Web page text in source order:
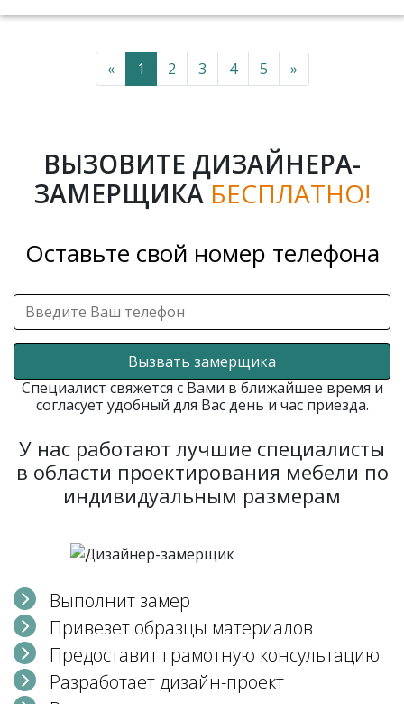
« 1 2 3 4 5 »
ВЫЗОВИТЕ ДИЗАЙНЕРА-
ЗАМЕРЩИКА БЕСПЛАТНО!
Оставьте свой номер телефона
Вызвать замерщика
Специалист свяжется с Вами в ближайшее время и
согласует удобный для Вас день и час приезда.
У нас работают лучшие специалисты
в области проектирования мебели по
индивидуальным размерам
Выполнит замер
Привезет образцы материалов
Предоставит грамотную консультацию
Разработает дизайн-проект